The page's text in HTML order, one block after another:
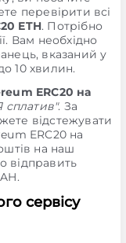
перевірити всі
ETH. Потрібно
Вам необхідно
вказаний у
10 хвилин.
ERC20 на
сплатив". За
відстежувати
ERC20 на
на наш
відправить
сервісу